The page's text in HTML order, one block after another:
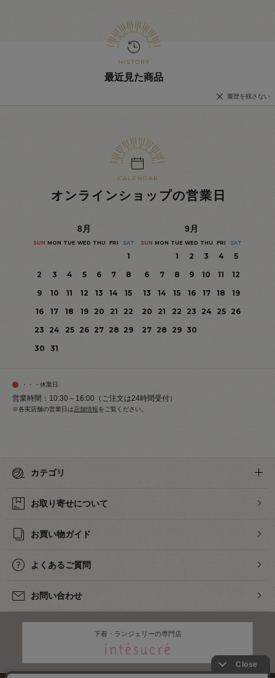
最近見た商品
履歴を残さない
オンラインショップの営業日
8月
SUN MON TUE WED THU FRI SAT
1
2
3 4 5 6 7
8
9
10 11 12 13 14
15
16
17 18 19 20 21
22
23
24 25 26 27 28 29
30
31
9月
SUN MON TUE WED THU FRI SAT
1 2 3 4
5
6
7 8 9 10 11
12
13
14 15 16 17 18
19
20
21 22 23 24 25
26
27 28 29 30
・・・休業日
営業時間：10:30～16:00（ご注文は24時間受付）
※各実店舗の営業日は 店舗情報をご覧ください。
カテゴリ
お取り寄せについて
お買い物ガイド
よくあるご質問
お問い合わせ
下着・ランジェリーの専門店